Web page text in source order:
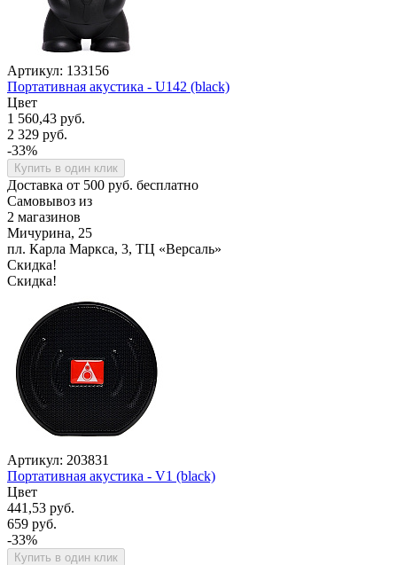
Артикул: 133156
Портативная акустика - U142 (black)
Цвет
1 560,43 руб.
2 329 руб.
-33%
Купить в один клик
Доставка от 500 руб. бесплатно
Самовывоз из
2 магазинов
Мичурина, 25
пл. Карла Маркса, 3, ТЦ «Версаль»
Скидка!
Скидка!
Артикул: 203831
Портативная акустика - V1 (black)
Цвет
441,53 руб.
659 руб.
-33%
Купить в один клик